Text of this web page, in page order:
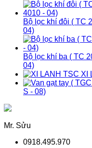
Bộ lọc khí đôi ( TC
04)
Bộ lọc khí ba ( TC
04)
XI
S - 08)
Mr. Sửu
0918.495.970